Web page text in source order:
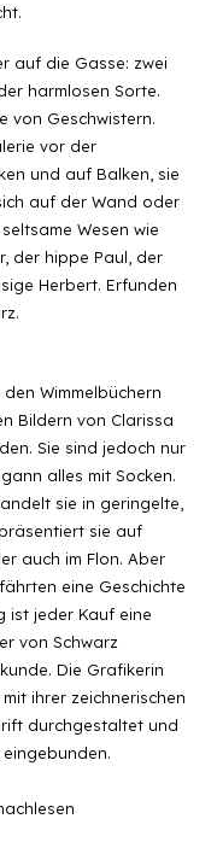
auf die Gasse: zwei
harmlosen Sorte.
von Geschwistern.
vor der
und auf Balken, sie
auf der Wand oder
Wesen wie
der hippe Paul, der
Herbert. Erfunden
Wimmelbüchern
Bildern von Clarissa
Sie sind jedoch nur
alles mit Socken.
sie in geringelte,
sie auf
auch im Flon. Aber
eine Geschichte
ist jeder Kauf eine
von Schwarz
Die Grafikerin
ihrer zeichnerischen
durchgestaltet und